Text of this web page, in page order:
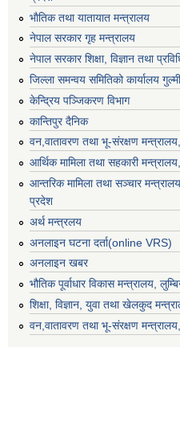
भाैतिक तथा यातायात मन्त्रालय
नेपाल सरकार गृह मन्त्रालय
नेपाल सरकार शिक्षा, विज्ञान तथा
जिल्ला समन्वय समितिको कार्यालय
केन्द्रिय पञ्जिकरण विभाग
कान्तिपुर दैनिक
वन,वातावरण तथा भू-संरक्षण
आर्थिक मामिला तथा सहकारी
आन्तरिक मामिला तथा सञ्चार
प्रदेश
अर्थ मन्त्रलय
अनलाइन घटना दर्ता(online VRS)
अनलाइन खबर
भौतिक पूर्वाधार विकास मन्त्रालय,
शिक्षा, विज्ञान, युवा तथा खेलकुद
वन,वातावरण तथा भू-संरक्षण